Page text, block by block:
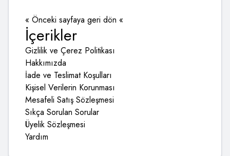
« Önceki sayfaya geri dön «
İçerikler
Gizlilik ve Çerez Politikası
Hakkımızda
İade ve Teslimat Koşulları
Kişisel Verilerin Korunması
Mesafeli Satış Sözleşmesi
Sıkça Sorulan Sorular
Üyelik Sözleşmesi
Yardım